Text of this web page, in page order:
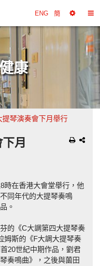
ENG 簡
擇
換
目
錄
康
提琴演奏會下月舉行
月
時在香港大會堂舉行，他
同年代的大提琴奏鳴
。
的《C大調第四大提琴奏
姆斯的《F大調大提琴奏
20世紀中期作品，劉君
奏鳴曲》，之後與薗田